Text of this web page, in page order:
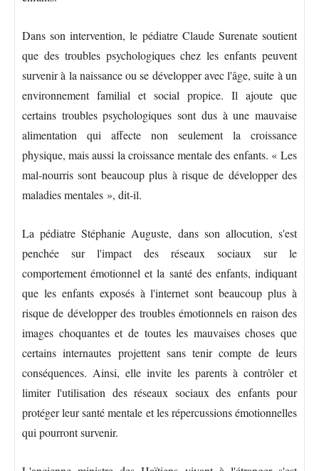
Dans son intervention, le pédiatre Claude Surenate soutient
que des troubles psychologiques chez les enfants peuvent
survenir à la naissance ou se développer avec l'âge, suite à un
environnement familial et social propice. Il ajoute que
certains troubles psychologiques sont dus à une mauvaise
alimentation qui affecte non seulement la croissance
physique, mais aussi la croissance mentale des enfants. « Les
mal-nourris sont beaucoup plus à risque de développer des
maladies mentales », dit-il.
La pédiatre Stéphanie Auguste, dans son allocution, s'est
penchée sur l'impact des réseaux sociaux sur le
comportement émotionnel et la santé des enfants, indiquant
que les enfants exposés à l'internet sont beaucoup plus à
risque de développer des troubles émotionnels en raison des
images choquantes et de toutes les mauvaises choses que
certains internautes projettent sans tenir compte de leurs
conséquences. Ainsi, elle invite les parents à contrôler et
limiter l'utilisation des réseaux sociaux des enfants pour
protéger leur santé mentale et les répercussions émotionnelles
qui pourront survenir.